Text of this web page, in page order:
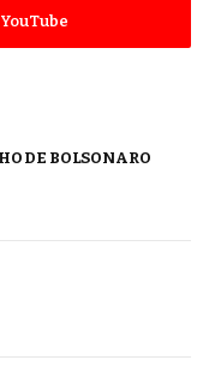
YouTube
DE BOLSONARO